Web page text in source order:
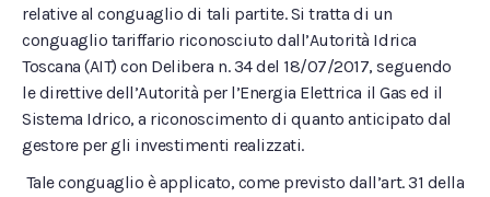
relative al conguaglio di tali partite. Si tratta di un
conguaglio tariffario riconosciuto dall’Autorità Idrica
Toscana (AIT) con Delibera n. 34 del 18/07/2017, seguendo
le direttive dell’Autorità per l’Energia Elettrica il Gas ed il
Sistema Idrico, a riconoscimento di quanto anticipato dal
gestore per gli investimenti realizzati.
Tale conguaglio è applicato, come previsto dall’art. 31 della